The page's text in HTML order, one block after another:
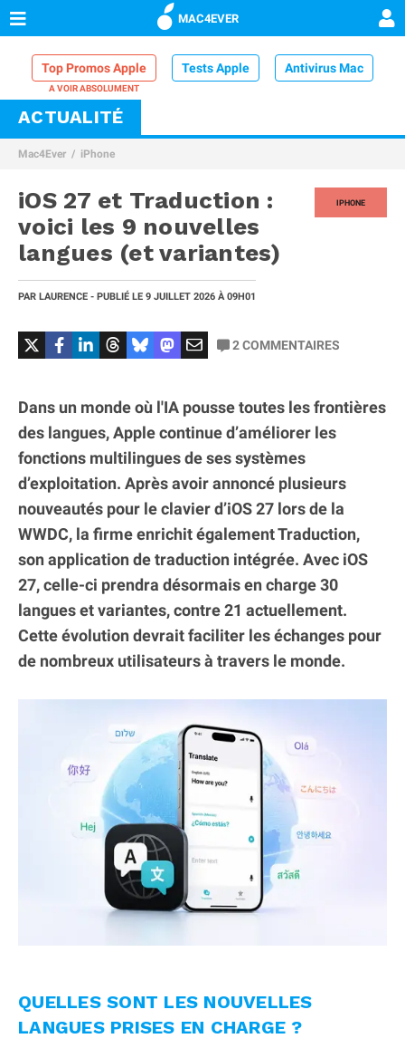
MAC4EVER
Top Promos Apple Tests Apple Antivirus Mac
VPN Mac
Comparatif iPhone
ACTUALITÉ
Mac4Ever iPhone
IPHONE
iOS 27 et Traduction :
voici les 9 nouvelles
langues (et variantes)
PAR LAURENCE - PUBLIÉ LE 9 JUILLET 2026 À 09H01
2COMMENTAIRES
Dans un monde où l'IA pousse toutes les frontières
des langues, Apple continue d’améliorer les
fonctions multilingues de ses systèmes
d’exploitation. Après avoir annoncé plusieurs
nouveautés pour le clavier d’iOS 27 lors de la
WWDC, la firme enrichit également Traduction,
son application de traduction intégrée. Avec iOS
27, celle-ci prendra désormais en charge 30
langues et variantes, contre 21 actuellement.
Cette évolution devrait faciliter les échanges pour
de nombreux utilisateurs à travers le monde.
QUELLES SONT LES NOUVELLES
LANGUES PRISES EN CHARGE ?